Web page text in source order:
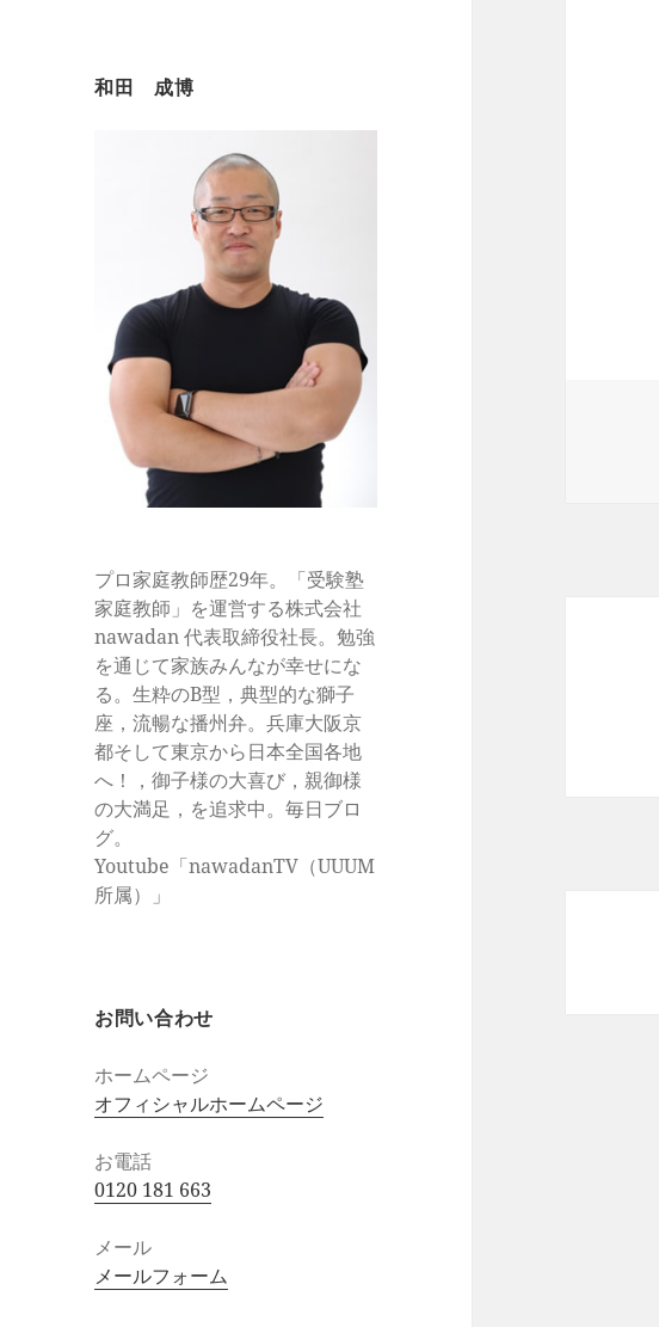
和田 成博
プロ家庭教師歴29年。「受験塾
家庭教師」を運営する株式会社
nawadan 代表取締役社長。勉強
を通じて家族みんなが幸せにな
る。生粋のB型，典型的な獅子
座，流暢な播州弁。兵庫大阪京
都そして東京から日本全国各地
へ！，御子様の大喜び，親御様
の大満足，を追求中。毎日ブロ
グ。
Youtube「nawadanTV（UUUM
所属）」
お問い合わせ
ホームページ
オフィシャルホームページ
お電話
0120 181 663
メール
メールフォーム